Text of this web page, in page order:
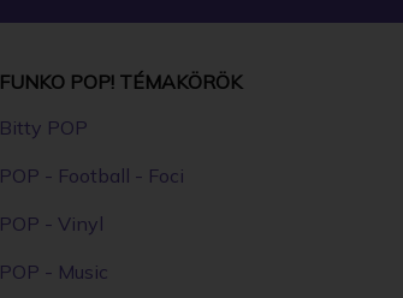
FUNKO POP! TÉMAKÖRÖK
Bitty POP
POP - Football - Foci
POP - Vinyl
POP - Music